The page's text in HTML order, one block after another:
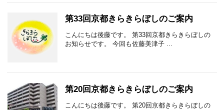
第33回京都きらきらぼしのご案内
こんにちは後藤です。 第33回京都きらきらぼしの
お知らせです。 今回も佐藤美津子 ...
第20回京都きらきらぼしのご案内
こんにちは後藤です。 第20回京都きらきらぼしの